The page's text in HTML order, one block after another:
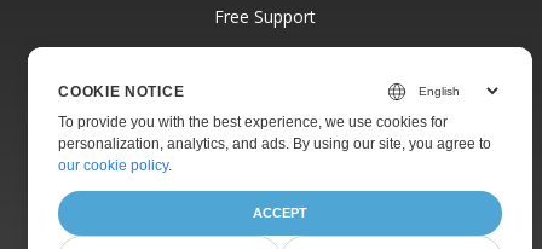
Free Support
Paid Support
Blog
About
COOKIE NOTICE
To provide you with the best experience, we use cookies for
personalization, analytics, and ads. By using our site, you agree to
our cookie policy.
ACCEPT